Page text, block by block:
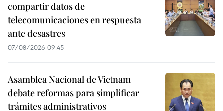
compartir datos de
telecomunicaciones en respuesta
ante desastres
07/08/2026 09:45
Asamblea Nacional de Vietnam
debate reformas para simplificar
trámites administrativos